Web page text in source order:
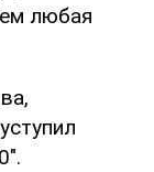
любая